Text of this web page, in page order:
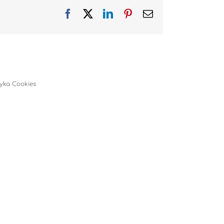
FacebookLinkedInPinterest
Email
Cookies